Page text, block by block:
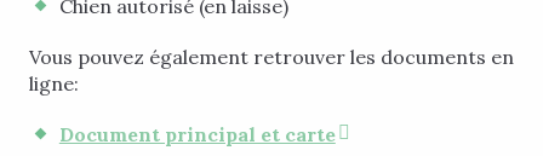
Chien autorisé (en laisse)
Vous pouvez également retrouver les documents en
ligne:
Document principal et carte